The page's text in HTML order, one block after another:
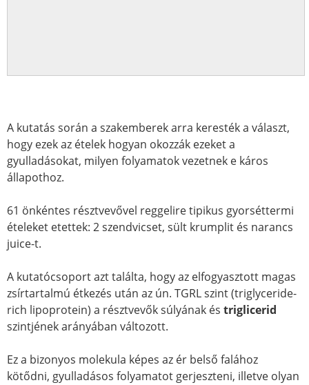
A kutatás során a szakemberek arra keresték a választ,
hogy ezek az ételek hogyan okozzák ezeket a
gyulladásokat, milyen folyamatok vezetnek e káros
állapothoz.
61 önkéntes résztvevővel reggelire tipikus gyorséttermi
ételeket etettek: 2 szendvicset, sült krumplit és narancs
juice-t.
A kutatócsoport azt találta, hogy az elfogyasztott magas
zsírtartalmú étkezés után az ún. TGRL szint (triglyceride-
rich lipoprotein) a résztvevők súlyának és triglicerid
szintjének arányában változott.
Ez a bizonyos molekula képes az ér belső falához
kötődni, gyulladásos folyamatot gerjeszteni, illetve olyan